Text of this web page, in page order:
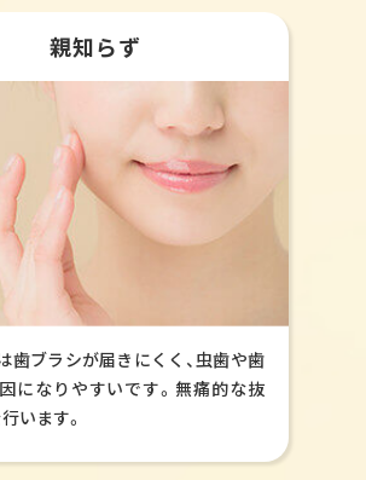
親知らず
歯ブラシが届きにくく、虫歯や歯
になりやすいです。無痛的な抜
います。